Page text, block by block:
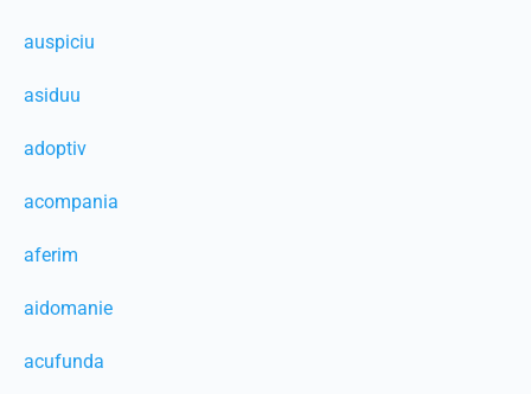
auspiciu
asiduu
adoptiv
acompania
aferim
aidomanie
acufunda